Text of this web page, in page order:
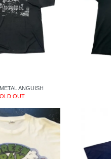
ANGUISH
OUT